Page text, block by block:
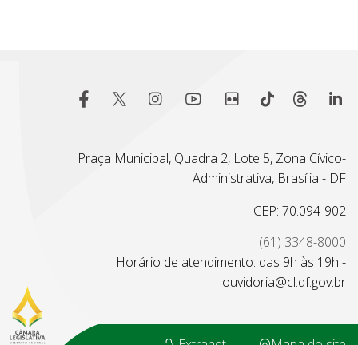
Praça Municipal, Quadra 2, Lote 5, Zona Cívico-
Administrativa, Brasília - DF
CEP: 70.094-902
(61) 3348-8000
Horário de atendimento: das 9h às 19h -
ouvidoria@cl.df.gov.br